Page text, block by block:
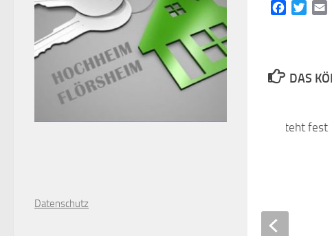
Facebook
DAS
Kreiswahlergebnis steht fest
Datenschutz